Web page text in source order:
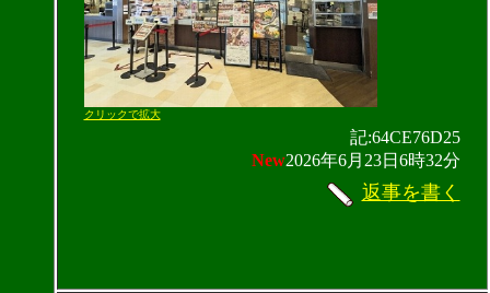
クリックで拡大
記:64CE76D25
New2026年6月23日6時32分
返事を書く